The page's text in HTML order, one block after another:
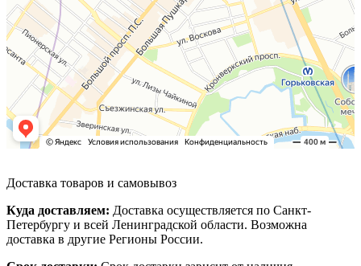
Доставка товаров и самовывоз
Куда доставляем: Доставка осуществляется по Санкт-
Петербургу и всей Ленинградской области. Возможна
доставка в другие Регионы России.